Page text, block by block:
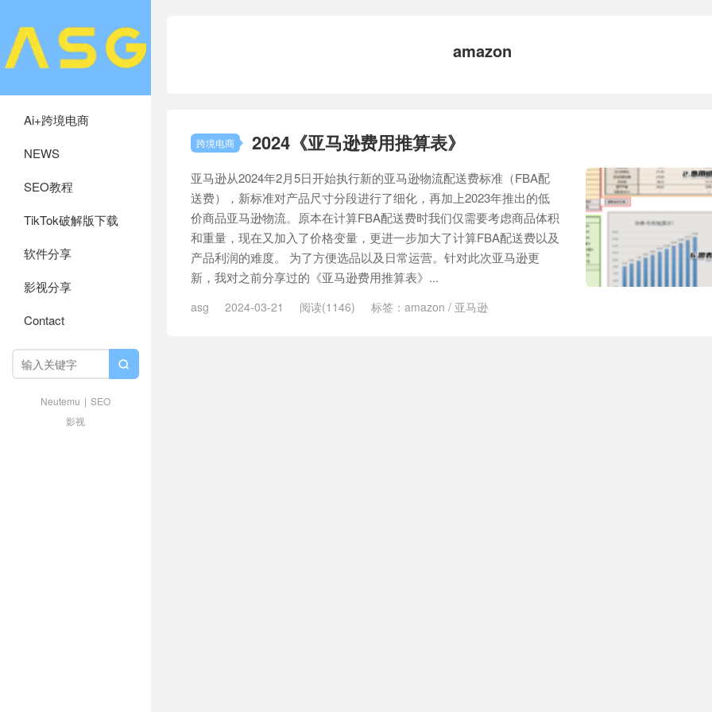
Ai+跨境电商
NEWS
SEO教程
TikTok破解版下载
软件分享
影视分享
Contact

Neutemu | SEO
影视
amazon
跨境电商 2024《亚马逊费用推算表》
亚马逊从2024年2月5日开始执行新的亚马逊物流配送费标准（FBA配
送费），新标准对产品尺寸分段进行了细化，再加上2023年推出的低
价商品亚马逊物流。原本在计算FBA配送费时我们仅需要考虑商品体积
和重量，现在又加入了价格变量，更进一步加大了计算FBA配送费以及
产品利润的难度。 为了方便选品以及日常运营。针对此次亚马逊更
新，我对之前分享过的《亚马逊费用推算表》...
asg 2024-03-21 阅读(1146) 标签： amazon / 亚马逊